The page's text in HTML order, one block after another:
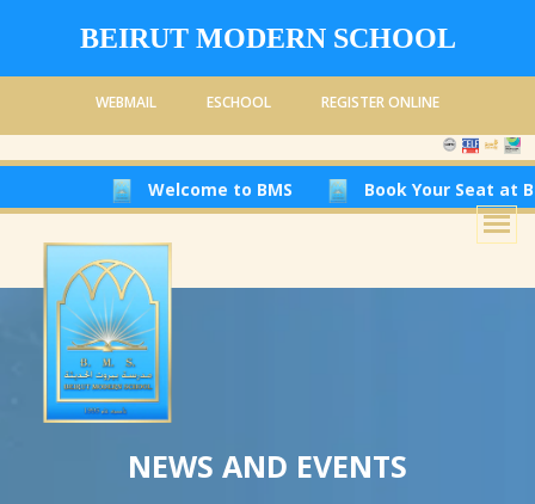
BEIRUT MODERN SCHOOL
WEBMAIL ESCHOOL REGISTER ONLINE
Welcome to BMS Book Your Seat at
NEWS AND EVENTS